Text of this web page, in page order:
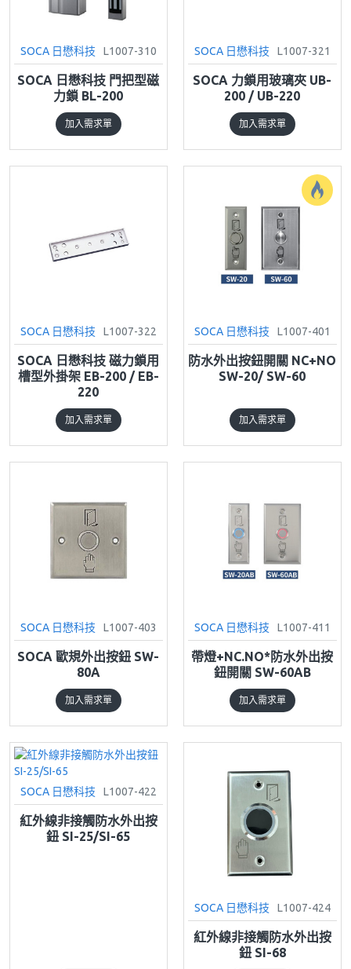
SOCA 日懋科技 L1007-310
SOCA 日懋科技 門把型磁
力鎖 BL-200
加入需求單
SOCA 日懋科技 L1007-321
SOCA 力鎖用玻璃夾 UB-
200 / UB-220
加入需求單
SOCA 日懋科技 L1007-322
SOCA 日懋科技 磁力鎖用
槽型外掛架 EB-200 / EB-
220
加入需求單
SOCA 日懋科技 L1007-401
防水外出按鈕開關 NC+NO
SW-20/ SW-60
加入需求單
SOCA 日懋科技 L1007-403
SOCA 歐規外出按鈕 SW-
80A
加入需求單
SOCA 日懋科技 L1007-411
帶燈+NC.NO*防水外出按
鈕開關 SW-60AB
加入需求單
SOCA 日懋科技 L1007-422
紅外線非接觸防水外出按
鈕 SI-25/SI-65
SOCA 日懋科技 L1007-424
紅外線非接觸防水外出按
鈕 SI-68